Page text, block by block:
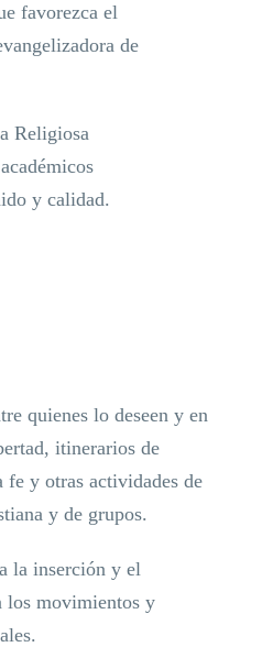
favorezca el
de
Religiosa
y calidad.
quienes lo deseen y en
itinerarios de
fe y otras actividades de
y de grupos.
la inserción y el
los movimientos y